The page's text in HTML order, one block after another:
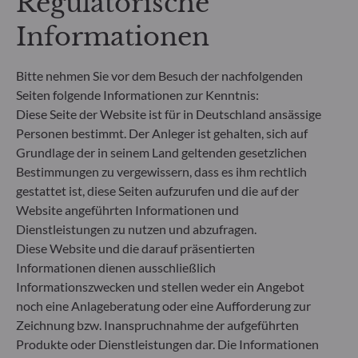
Rücknahmegebühr gemäß dem in der Rubrik
„Merkmale“ aufgeführten Prozentsatz des
Rücknahmepreises berücksichtigt. Kosten für die
können die Wertentwicklung zusätzlich mindern.
**Die EU-Verordnung zur Offenlegung von
Nachhaltigkeitsinformationen (Sustainable
Finance Disclosure Regulation, SFDR) ist ein
Regelwerk der EU, das darauf abzielt, das
Nachhaltigkeitsprofil von Fonds transparent,
besser vergleichbar und für Endinvestoren besser
verständlich zu machen.
Artikel 6: Das Fondsmanagementteam
berücksichtigt bei der Anlageentscheidung keine
Nachhaltigkeitsrisiken oder nachteiligen
Auswirkungen von Anlageentscheidungen auf
Nachhaltigkeitsfaktoren.
Artikel 8: Das Fondsmanagementteam adressiert
Nachhaltigkeitsrisiken, indem es ESG-Kriterien
Informationen
Bitte nehmen Sie vor dem Besuch der nachfolgenden
Seiten folgende Informationen zur Kenntnis:
Diese Seite der Website ist für in Deutschland ansässige
Personen bestimmt. Der Anleger ist gehalten, sich auf
Grundlage der in seinem Land geltenden gesetzlichen
Bestimmungen zu vergewissern, dass es ihm rechtlich
gestattet ist, diese Seiten aufzurufen und die auf der
Website angeführten Informationen und
Dienstleistungen zu nutzen und abzufragen.
Diese Website und die darauf präsentierten
Informationen dienen ausschließlich
Informationszwecken und stellen weder ein Angebot
noch eine Anlageberatung oder eine Aufforderung zur
Zeichnung bzw. Inanspruchnahme der aufgeführten
Produkte oder Dienstleistungen dar. Die Informationen